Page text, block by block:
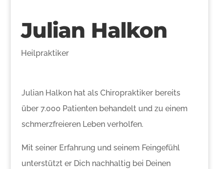
Julian Halkon
Heilpraktiker
Julian Halkon hat als Chiropraktiker bereits
über 7.000 Patienten behandelt und zu einem
schmerzfreieren Leben verholfen.
Mit seiner Erfahrung und seinem Feingefühl
unterstützt er Dich nachhaltig bei Deinen